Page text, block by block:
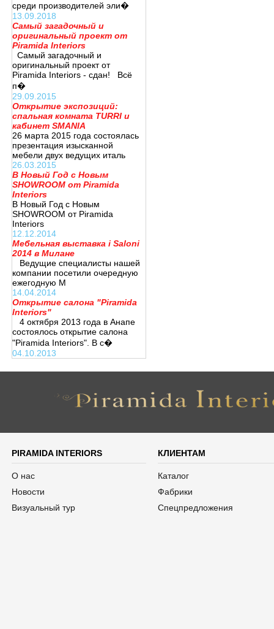
среди производителей эли�
13.09.2018
Самый загадочный и
оригинальный проект от
Piramida Interiors
Самый загадочный и
оригинальный проект от
Piramida Interiors - сдан! Всё
п�
29.09.2015
Открытие экспозиций:
спальная комната TURRI и
кабинет SMANIA
26 марта 2015 года состоялась
презентация изысканной
мебели двух ведущих италь
26.03.2015
В Новый Год с Новым
SHOWROOM от Piramida
Interiors
В Новый Год с Новым
SHOWROOM от Piramida
Interiors
12.12.2014
Мебельная выставка i Saloni
2014 в Милане
Ведущие специалисты нашей
компании посетили очередную
ежегодную М
14.04.2014
Открытие салона "Piramida
Interiors"
4 октября 2013 года в Анапе
состоялось открытие салона
"Piramida Interiors". В с�
04.10.2013
PIRAMIDA INTERIORS
О нас
Новости
Визуальный тур
КЛИЕНТАМ
Каталог
Фабрики
Спецпредложения